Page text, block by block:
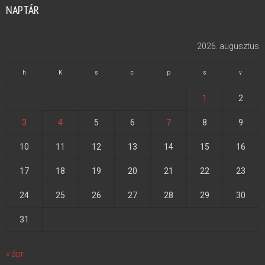
NAPTÁR
2026. augusztus
h K s c p s v
1 2
3 4 5 6 7 8 9
10 11 12 13 14 15 16
17 18 19 20 21 22 23
24 25 26 27 28 29 30
31
« ápr